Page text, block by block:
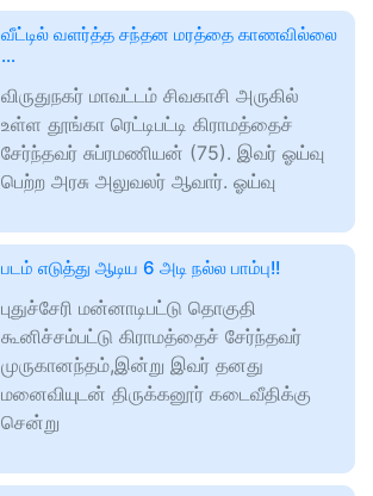
வீட்டில் வளர்த்த சந்தன மரத்தை காணவில்லை
…
விருதுநகர் மாவட்டம் சிவகாசி அருகில்
உள்ள தூங்கா ரெட்டிபட்டி கிராமத்தைச்
சேர்ந்தவர் சுப்ரமணியன் (75). இவர் ஓய்வு
பெற்ற அரசு அலுவலர் ஆவார். ஓய்வு
படம் எடுத்து ஆடிய 6 அடி நல்ல பாம்பு!!
புதுச்சேரி மன்னாடிபட்டு தொகுதி
கூனிச்சம்பட்டு கிராமத்தைச் சேர்ந்தவர்
முருகானந்தம்,இன்று இவர் தனது
மனைவியுடன் திருக்கனூர் கடைவீதிக்கு
சென்று